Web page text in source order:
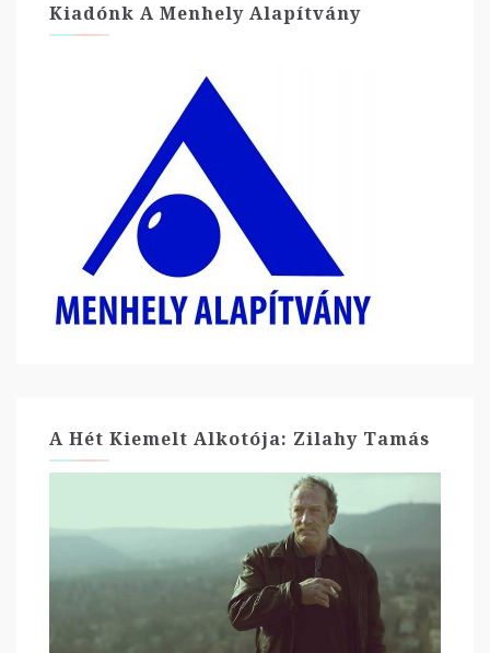
Kiadónk A Menhely Alapítvány
A Hét Kiemelt Alkotója: Zilahy Tamás